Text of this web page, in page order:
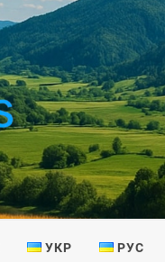
УКР РУС